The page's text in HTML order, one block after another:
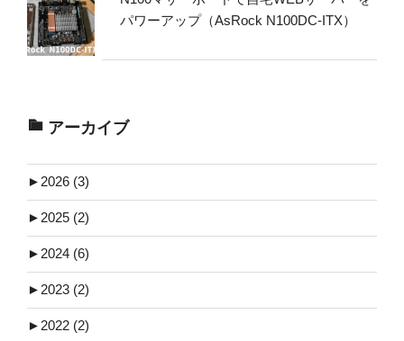
パワーアップ（AsRock N100DC-ITX）
アーカイブ
► 2026 (3)
► 2025 (2)
► 2024 (6)
► 2023 (2)
► 2022 (2)